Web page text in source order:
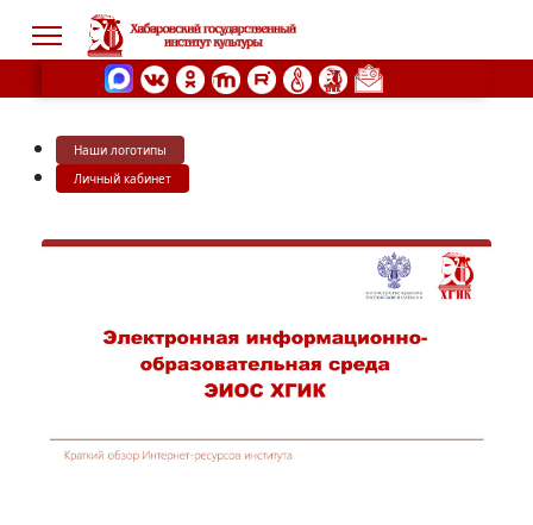
Наши логотипы
Личный кабинет